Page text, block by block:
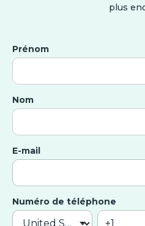
plus
Prénom
Nom
E-mail
Numéro de téléphone